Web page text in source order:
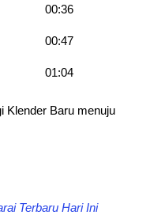
00:36
00:47
01:04
Klender Baru menuju
Terbaru Hari Ini